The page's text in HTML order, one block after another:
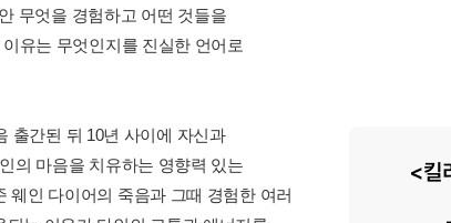
무엇을 경험하고 어떤 것들을
유는 무엇인지를 진실한 언어로
출간된 뒤 10년 사이에 자신과
의 마음을 치유하는 영향력 있는
웨인 다이어의 죽음과 그때 경험한 여러